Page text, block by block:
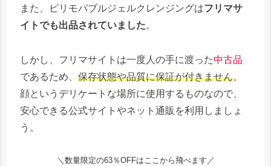
また、ピリモバブルジェルクレンジングはフリマサ
イトでも出品されていました。
しかし、フリマサイトは一度人の手に渡った中古品
であるため、 保存状態や品質に保証が付きません。
顔というデリケートな場所に使用するものなので、
安心できる公式サイトやネット通販を利用しましょ
う。
＼数量限定の63％OFFはここから飛べます／